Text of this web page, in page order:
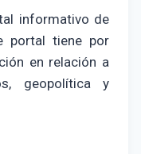
informativo de
portal tiene por
en relación a
geopolítica y